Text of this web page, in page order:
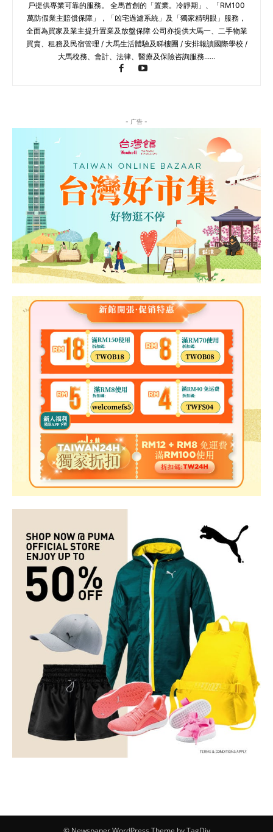
戶提供專業可靠的服務。 全馬首創的「置業。冷靜期」、「RM100
萬防假業主賠償保障」，「凶宅過濾系統」及「獨家精明眼」服務，
全面為買家及業主提升置業及放盤保障 公司亦提供大馬一、二手物業
買賣、租務及民宿管理 / 大馬生活體驗及睇樓團 / 安排報讀國際學校 /
大馬稅務、會計、法律、醫療及保險咨詢服務......
- 广告 -